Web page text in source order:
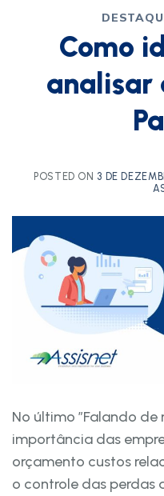
Como
analisar
POSTED ON 3 DE
No último ”Falando de
importância das
orçamento custos
o controle das perdas